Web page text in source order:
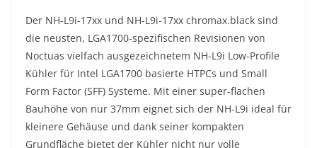
Der NH-L9i-17xx und NH-L9i-17xx chromax.black sind
die neusten, LGA1700-spezifischen Revisionen von
Noctuas vielfach ausgezeichnetem NH-L9i Low-Profile
Kühler für Intel LGA1700 basierte HTPCs und Small
Form Factor (SFF) Systeme. Mit einer super-flachen
Bauhöhe von nur 37mm eignet sich der NH-L9i ideal für
kleinere Gehäuse und dank seiner kompakten
Grundfläche bietet der Kühler nicht nur volle